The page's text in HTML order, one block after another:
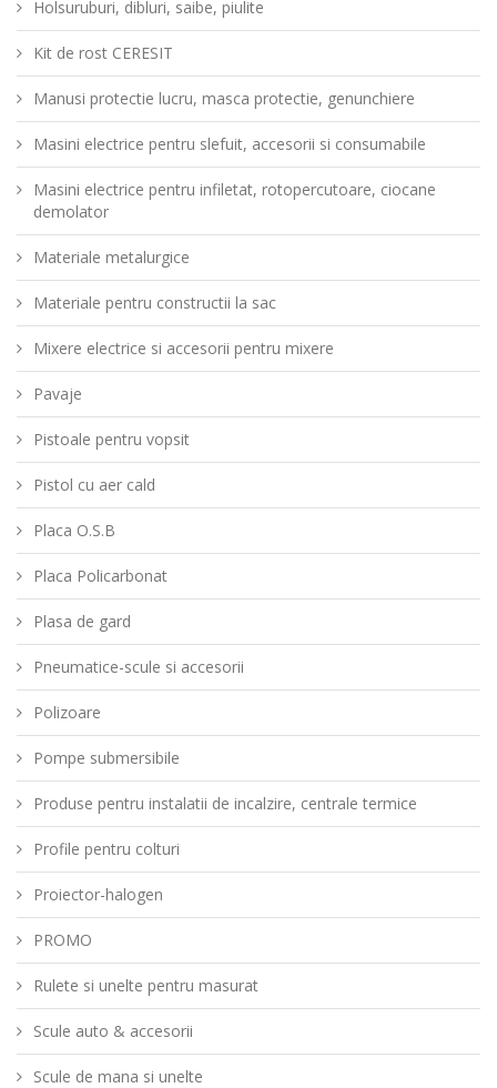
Holsuruburi, dibluri, saibe, piulite
Kit de rost CERESIT
Manusi protectie lucru, masca protectie, genunchiere
Masini electrice pentru slefuit, accesorii si consumabile
Masini electrice pentru infiletat, rotopercutoare, ciocane
demolator
Materiale metalurgice
Materiale pentru constructii la sac
Mixere electrice si accesorii pentru mixere
Pavaje
Pistoale pentru vopsit
Pistol cu aer cald
Placa O.S.B
Placa Policarbonat
Plasa de gard
Pneumatice-scule si accesorii
Polizoare
Pompe submersibile
Produse pentru instalatii de incalzire, centrale termice
Profile pentru colturi
Proiector-halogen
PROMO
Rulete si unelte pentru masurat
Scule auto & accesorii
Scule de mana si unelte